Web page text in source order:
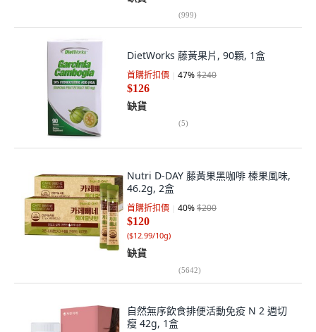
(999)
DietWorks 藤黃果片, 90顆, 1盒
首購折扣價 47%$240
$126
缺貨
(5)
Nutri D-DAY 藤黃果黑咖啡 榛果風味,
46.2g, 2盒
首購折扣價 40%$200
$120
($12.99/10g)
缺貨
(5642)
自然無序飲食排便活動免疫 N 2 週切
瘦 42g, 1盒